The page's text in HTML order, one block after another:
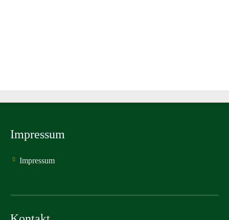
Impressum
Impressum